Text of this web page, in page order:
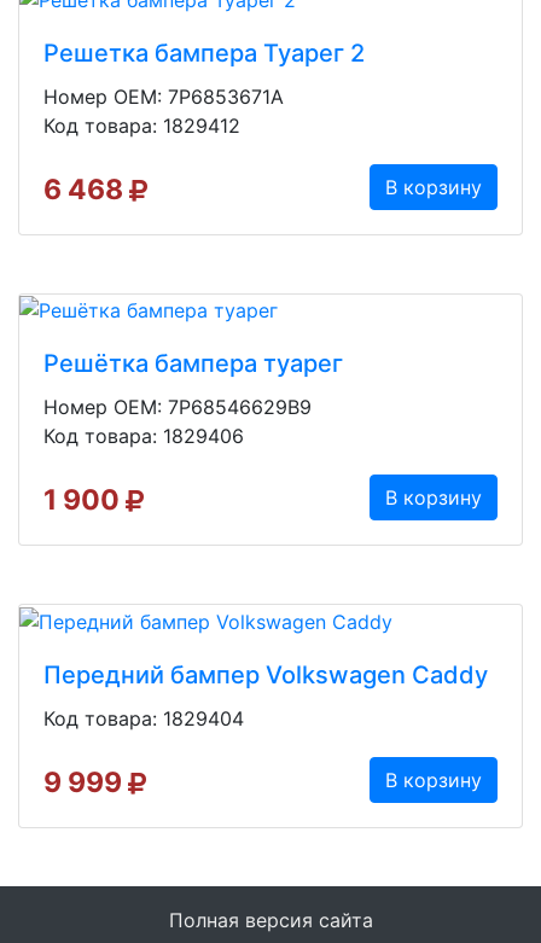
Решетка бампера Туарег 2
Номер OEM: 7P6853671A
Код товара: 1829412
6 468 В корзину
Решётка бампера туарег
Номер OEM: 7P68546629B9
Код товара: 1829406
1 900 В корзину
Передний бампер Volkswagen Caddy
Код товара: 1829404
9 999 В корзину
Полная версия сайта